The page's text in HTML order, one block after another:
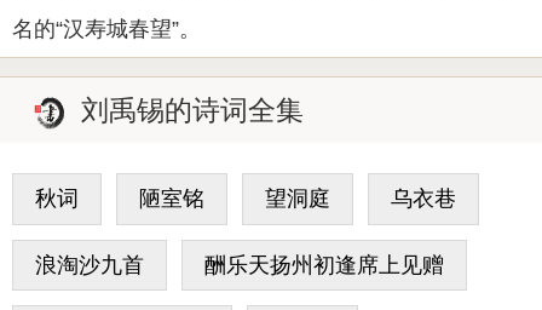
名的“汉寿城春望”。
刘禹锡的诗词全集
秋词 陋室铭 望洞庭 乌衣巷
浪淘沙九首 酬乐天扬州初逢席上见赠